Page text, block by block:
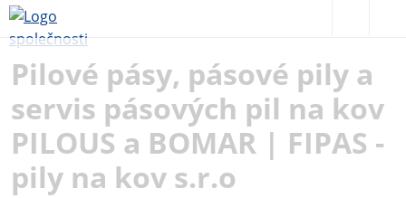
Pilové pásy, pásové pily a
servis pásových pil na kov
PILOUS a BOMAR | FIPAS -
pily na kov s.r.o